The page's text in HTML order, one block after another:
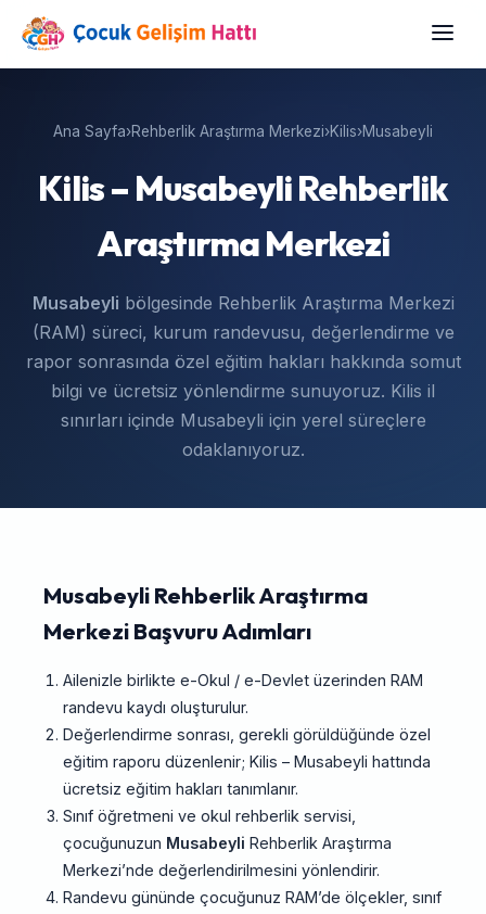
Ana Sayfa›Rehberlik Araştırma Merkezi›Kilis›Musabeyli
Kilis – Musabeyli Rehberlik
Araştırma Merkezi
Musabeyli bölgesinde Rehberlik Araştırma Merkezi
(RAM) süreci, kurum randevusu, değerlendirme ve
rapor sonrasında özel eğitim hakları hakkında somut
bilgi ve ücretsiz yönlendirme sunuyoruz. Kilis il
sınırları içinde Musabeyli için yerel süreçlere
odaklanıyoruz.
Musabeyli Rehberlik Araştırma
Merkezi Başvuru Adımları
Ailenizle birlikte e-Okul / e-Devlet üzerinden RAM
randevu kaydı oluşturulur.
Değerlendirme sonrası, gerekli görüldüğünde özel
eğitim raporu düzenlenir; Kilis – Musabeyli hattında
ücretsiz eğitim hakları tanımlanır.
Sınıf öğretmeni ve okul rehberlik servisi,
çocuğunuzun Musabeyli Rehberlik Araştırma
Merkezi’nde değerlendirilmesini yönlendirir.
Randevu gününde çocuğunuz RAM’de ölçekler, sınıf